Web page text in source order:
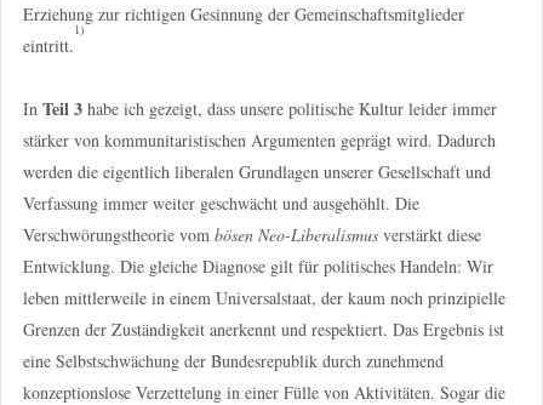
Erziehung zur richtigen Gesinnung der Gemeinschaftsmitglieder
eintritt.
1)
In Teil 3habe ich gezeigt, dass unsere politische Kultur leider immer
stärker von kommunitaristischen Argumenten geprägt wird. Dadurch
werden die eigentlich liberalen Grundlagen unserer Gesellschaft und
Verfassung immer weiter geschwächt und ausgehöhlt. Die
Verschwörungstheorie vom bösen Neo-Liberalismusverstärkt diese
Entwicklung. Die gleiche Diagnose gilt für politisches Handeln: Wir
leben mittlerweile in einem Universalstaat, der kaum noch prinzipielle
Grenzen der Zuständigkeit anerkennt und respektiert. Das Ergebnis ist
eine Selbstschwächung der Bundesrepublik durch zunehmend
konzeptionslose Verzettelung in einer Fülle von Aktivitäten. Sogar die